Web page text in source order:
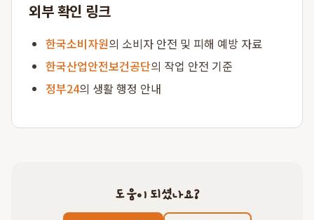
외부 확인 링크
한국소비자원의 소비자 안전 및 피해 예방 자료
한국산업안전보건공단의 작업 안전 기준
정부24의 생활 행정 안내
도움이 되셨나요?